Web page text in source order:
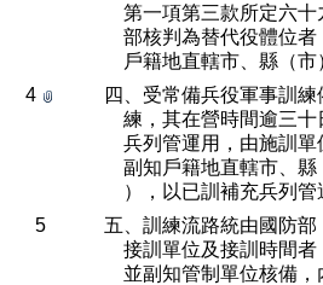
第一項第三款所定六
部核判為替代役體位
戶籍地直轄市、縣（
4
四、受常備兵役軍事訓
練，其在營時間逾三
兵列管運用，由施訓
副知戶籍地直轄市、
），以已訓補充兵列
5
五、訓練流路統由國防
接訓單位及接訓時間
並副知管制單位核備